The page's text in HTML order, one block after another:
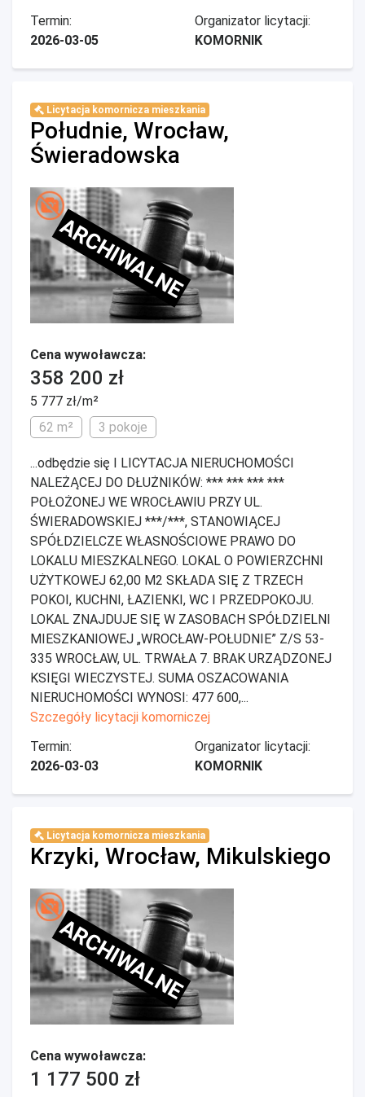
Termin:
2026-03-05
Organizator licytacji:
KOMORNIK
Licytacja komornicza mieszkania
Południe, Wrocław,
Świeradowska
ARCHIWALNE
Cena wywoławcza:
358 200 zł
5 777 zł/m²
62 m²
3 pokoje
...odbędzie się I LICYTACJA NIERUCHOMOŚCI
NALEŻĄCEJ DO DŁUŻNIKÓW: *** *** *** ***
POŁOŻONEJ WE WROCŁAWIU PRZY UL.
ŚWIERADOWSKIEJ ***/***, STANOWIĄCEJ
SPÓŁDZIELCZE WŁASNOŚCIOWE PRAWO DO
LOKALU MIESZKALNEGO. LOKAL O POWIERZCHNI
UŻYTKOWEJ 62,00 M2 SKŁADA SIĘ Z TRZECH
POKOI, KUCHNI, ŁAZIENKI, WC I PRZEDPOKOJU.
LOKAL ZNAJDUJE SIĘ W ZASOBACH SPÓŁDZIELNI
MIESZKANIOWEJ „WROCŁAW-POŁUDNIE” Z/S 53-
335 WROCŁAW, UL. TRWAŁA 7. BRAK URZĄDZONEJ
KSIĘGI WIECZYSTEJ. SUMA OSZACOWANIA
NIERUCHOMOŚCI WYNOSI: 477 600,...
Szczegóły licytacji komorniczej
Termin:
2026-03-03
Organizator licytacji:
KOMORNIK
Licytacja komornicza mieszkania
Krzyki, Wrocław, Mikulskiego
ARCHIWALNE
Cena wywoławcza:
1 177 500 zł